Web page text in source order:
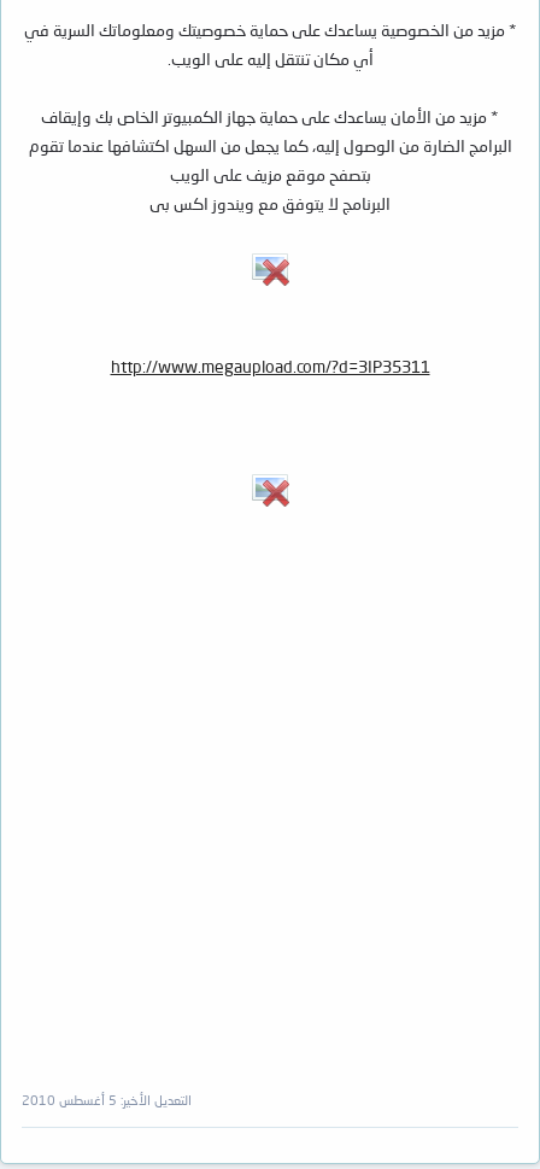
* مزيد من الخصوصية يساعدك على حماية خصوصيتك ومعلوماتك السرية في
أي مكان تنتقل إليه على الويب.
* مزيد من الأمان يساعدك على حماية جهاز الكمبيوتر الخاص بك وإيقاف
البرامج الضارة من الوصول إليه، كما يجعل من السهل اكتشافها عندما تقوم
بتصفح موقع مزيف على الويب
البرنامج لا يتوفق مع ويندوز اكس بى
http://www.megaupload.com/?d=3IP35311​
التعديل الأخير: 5 أغسطس 2010